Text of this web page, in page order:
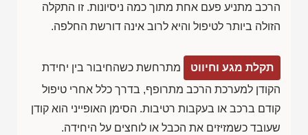
הרכב מתניע פעם אחת מתוך כמה ניסיונות. זו התקלה
הזולה ביותר לטיפול והיא לרוב אינה דורשת החלפה.
תקלת מגע וחיווט
מתרחשת כשהחיבור בין יחידת
הקודן למערכת הרכב מתרופף, בדרך כלל אחרי טיפול
קודם ברכב או בעקבות רטיבות. הסימן האופייני הוא קודן
שעובד כשמזיזים את הכבל או לוחצים על היחידה.